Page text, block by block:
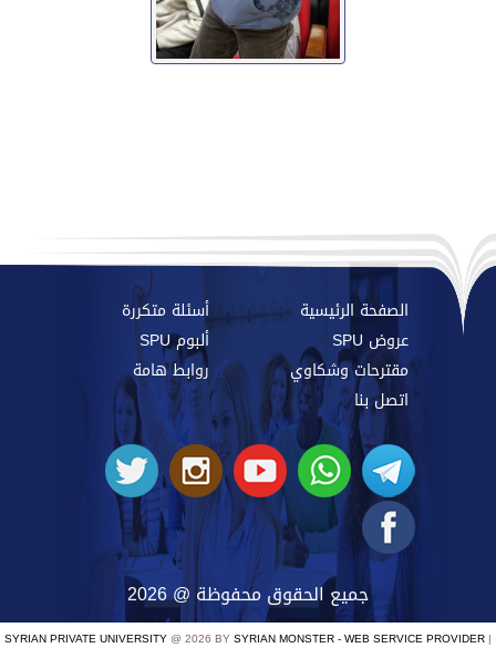
الصفحة الرئيسية
أسئلة متكررة
عروض SPU
ألبوم SPU
مقترحات وشكاوي
روابط هامة
اتصل بنا
جميع الحقوق محفوظة @ 2026
SYRIAN PRIVATE UNIVERSITY@ 2026 BYSYRIAN MONSTER - WEB SERVICE PROVIDER |